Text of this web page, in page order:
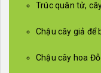
Trúc quân tử,
Chậu cây giả để
Chậu cây hoa